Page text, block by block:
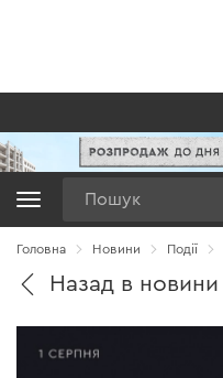
Головна Новини Події
Назад в новини